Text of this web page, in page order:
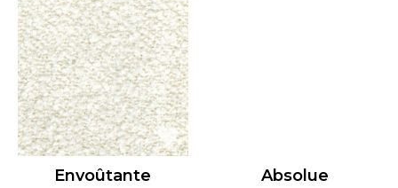
Envoûtante Absolue